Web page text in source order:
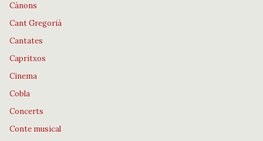
Cànons
Cant Gregorià
Cantates
Capritxos
Cinema
Cobla
Concerts
Conte musical